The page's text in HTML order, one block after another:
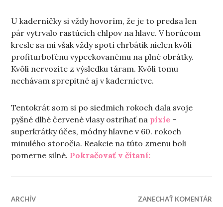
U kaderníčky si vždy hovorím, že je to predsa len
pár vytrvalo rastúcich chlpov na hlave. V horúcom
kresle sa mi však vždy spotí chrbátik nielen kvôli
profiturbofénu vypeckovanému na plné obrátky.
Kvôli nervozite z výsledku táram. Kvôli tomu
nechávam sprepitné aj v kaderníctve.
Tentokrát som si po siedmich rokoch dala svoje
pyšné dlhé červené vlasy ostrihať na pixie –
superkrátky účes, módny hlavne v 60. rokoch
minulého storočia. Reakcie na túto zmenu boli
pomerne silné. Pokračovať v čítaní:„Také krásne
ARCHÍV ZANECHAŤ KOMENTÁR